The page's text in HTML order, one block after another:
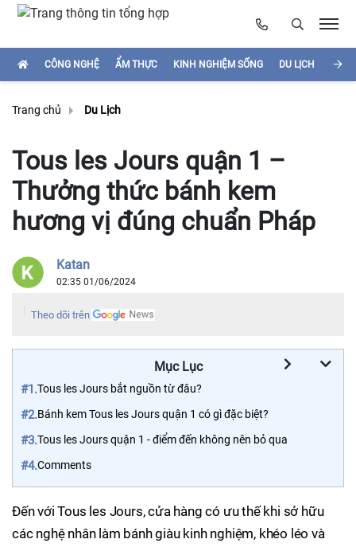
CÔNG NGHỆ ẨM THỰC KINH NGHIỆM SỐNG DU LỊCH
Trang chủ Du Lịch
Tous les Jours quận 1 –
Thưởng thức bánh kem
hương vị đúng chuẩn Pháp
Katan
02:35 01/06/2024
Theo dõi trên
Mục Lục
#1.Tous les Jours bắt nguồn từ đâu?
#2.Bánh kem Tous les Jours quận 1 có gì đặc biệt?
#3.Tous les Jours quận 1 - điểm đến không nên bỏ qua
#4.Comments
Đến với Tous les Jours, cửa hàng có ưu thế khi sở hữu
các nghệ nhân làm bánh giàu kinh nghiệm, khéo léo và